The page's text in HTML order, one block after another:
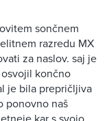
sončnem
razredu MX
za naslov. saj je
končno
je bila prepričljiva
ponovno naš
kar s svojo